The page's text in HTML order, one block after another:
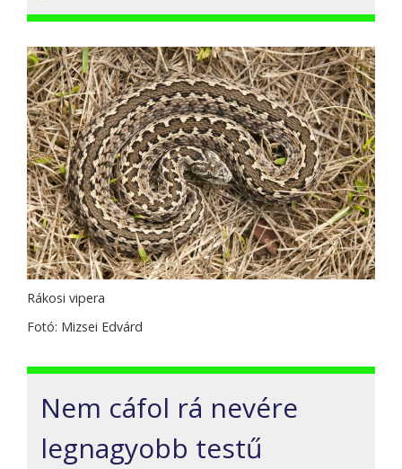
Rákosi vipera
Fotó: Mizsei Edvárd
Nem cáfol rá nevére
legnagyobb testű